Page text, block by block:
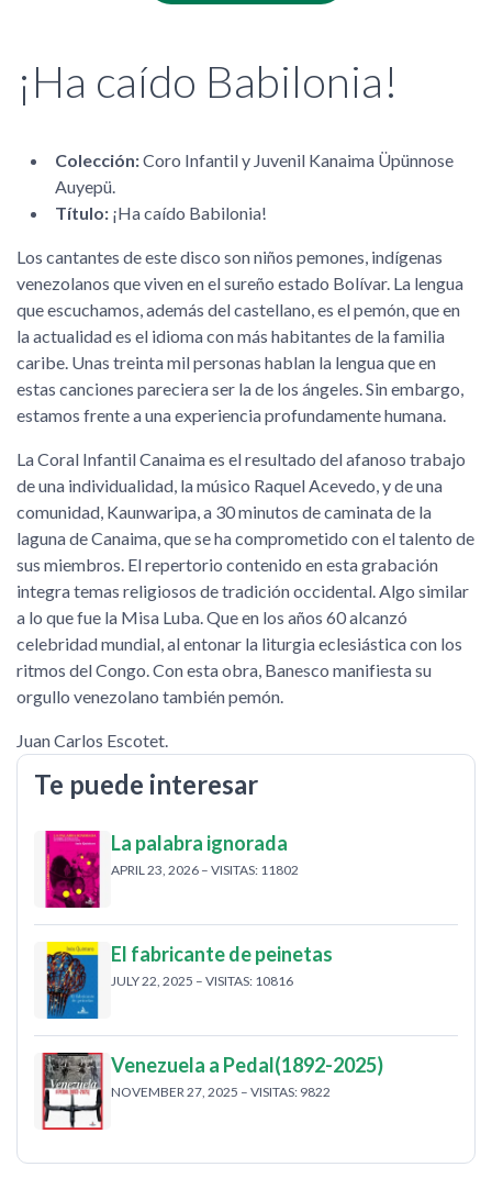
¡Ha caído Babilonia!
Colección:Coro Infantil y Juvenil Kanaima Üpünnose
Auyepü.
Título: ¡Ha caído Babilonia!
Los cantantes de este disco son niños pemones, indígenas
venezolanos que viven en el sureño estado Bolívar. La lengua
que escuchamos, además del castellano, es el pemón, que en
la actualidad es el idioma con más habitantes de la familia
caribe. Unas treinta mil personas hablan la lengua que en
estas canciones pareciera ser la de los ángeles. Sin embargo,
estamos frente a una experiencia profundamente humana.
La Coral Infantil Canaima es el resultado del afanoso trabajo
de una individualidad, la músico Raquel Acevedo, y de una
comunidad, Kaunwaripa, a 30 minutos de caminata de la
laguna de Canaima, que se ha comprometido con el talento de
sus miembros. El repertorio contenido en esta grabación
integra temas religiosos de tradición occidental. Algo similar
a lo que fue la Misa Luba. Que en los años 60 alcanzó
celebridad mundial, al entonar la liturgia eclesiástica con los
ritmos del Congo. Con esta obra, Banesco manifiesta su
orgullo venezolano también pemón.
Juan Carlos Escotet.
Te puede interesar
La palabra ignorada
APRIL 23, 2026 – VISITAS: 11802
El fabricante de peinetas
JULY 22, 2025 – VISITAS: 10816
Venezuela a Pedal(1892-2025)
NOVEMBER 27, 2025 – VISITAS: 9822